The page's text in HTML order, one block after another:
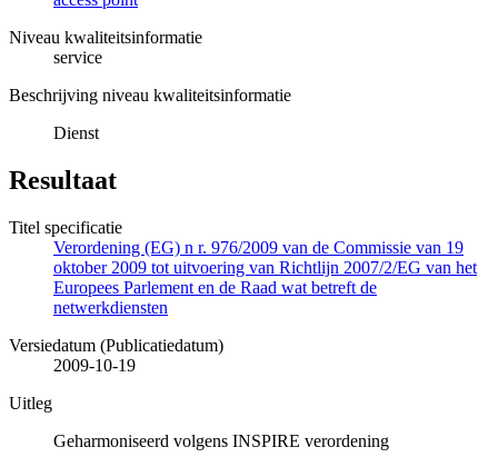
Niveau kwaliteitsinformatie
service
Beschrijving niveau kwaliteitsinformatie
Dienst
Resultaat
Titel specificatie
Verordening (EG) n r. 976/2009 van de Commissie van 19
oktober 2009 tot uitvoering van Richtlijn 2007/2/EG van het
Europees Parlement en de Raad wat betreft de
netwerkdiensten
Versiedatum (Publicatiedatum)
2009-10-19
Uitleg
Geharmoniseerd volgens INSPIRE verordening